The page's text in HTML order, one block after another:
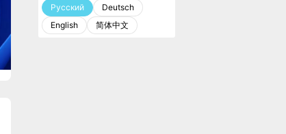
Русский
Deutsch
English
简体中文